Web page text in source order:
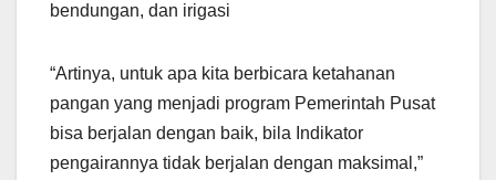
bendungan, dan irigasi
“Artinya, untuk apa kita berbicara ketahanan
pangan yang menjadi program Pemerintah Pusat
bisa berjalan dengan baik, bila Indikator
pengairannya tidak berjalan dengan maksimal,”